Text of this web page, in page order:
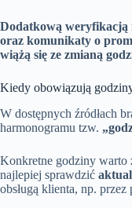
Dodatkową weryfikacją
oraz komunikaty o
wiążą się ze zmianą
Kiedy obowiązują
W dostępnych źródłach
harmonogramu tzw.
Konkretne godziny warto
najlepiej sprawdzić
obsługą klienta, np.